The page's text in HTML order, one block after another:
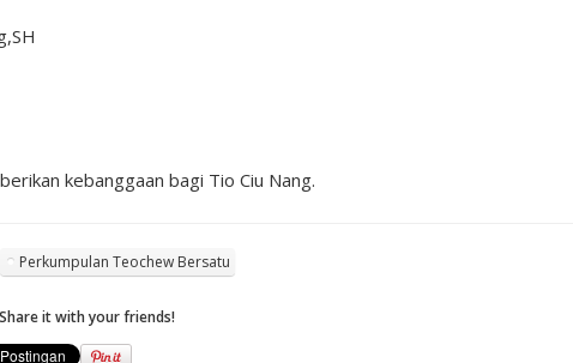
kebanggaan bagi Tio Ciu Nang.
Perkumpulan Teochew Bersatu
it with your friends!